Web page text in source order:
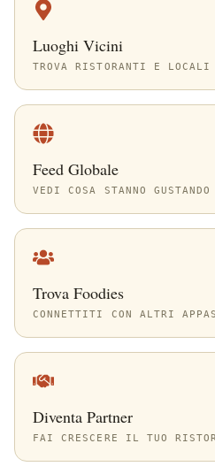
Luoghi Vicini
TROVA RISTORANTI E
Feed Globale
VEDI COSA STANNO
Trova Foodies
CONNETTITI CON ALTRI
Diventa Partner
FAI CRESCERE IL TUO